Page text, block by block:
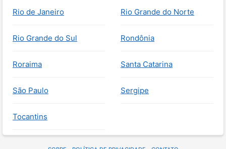
Rio de Janeiro Rio Grande do Norte
Rio Grande do Sul Rondônia
Roraima Santa Catarina
São Paulo Sergipe
Tocantins